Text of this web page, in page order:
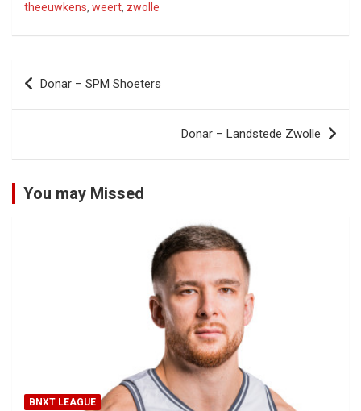
theeuwkens, weert, zwolle
Bericht
navigatie
Donar – SPM Shoeters
Donar – Landstede Zwolle
You may Missed
BNXT LEAGUE